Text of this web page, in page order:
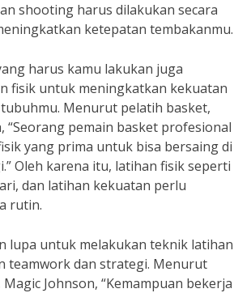
shooting harus dilakukan secara
ketepatan tembakanmu.
harus kamu lakukan juga
fisik untuk meningkatkan kekuatan
Menurut pelatih basket,
“Seorang pemain basket profesional
yang prima untuk bisa bersaing di
Oleh karena itu, latihan fisik seperti
dan latihan kekuatan perlu
rutin.
lupa untuk melakukan teknik latihan
teamwork dan strategi. Menurut
Johnson, “Kemampuan bekerja